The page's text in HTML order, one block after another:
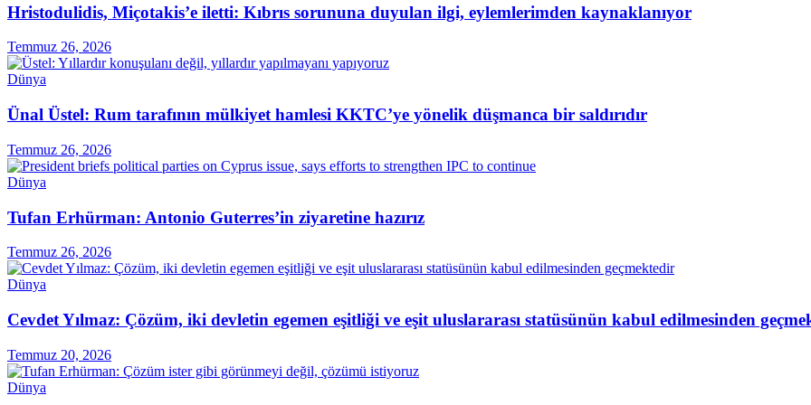
Hristodulidis, Miçotakis’e iletti: Kıbrıs sorununa duyulan ilgi, eylemlerimden kaynaklanıyor
Temmuz 26, 2026
Dünya
Ünal Üstel: Rum tarafının mülkiyet hamlesi KKTC’ye yönelik düşmanca bir saldırıdır
Temmuz 26, 2026
Dünya
Tufan Erhürman: Antonio Guterres’in ziyaretine hazırız
Temmuz 26, 2026
Dünya
Cevdet Yılmaz: Çözüm, iki devletin egemen eşitliği ve eşit uluslararası statüsünün kabul edilmesinden
Temmuz 20, 2026
Dünya